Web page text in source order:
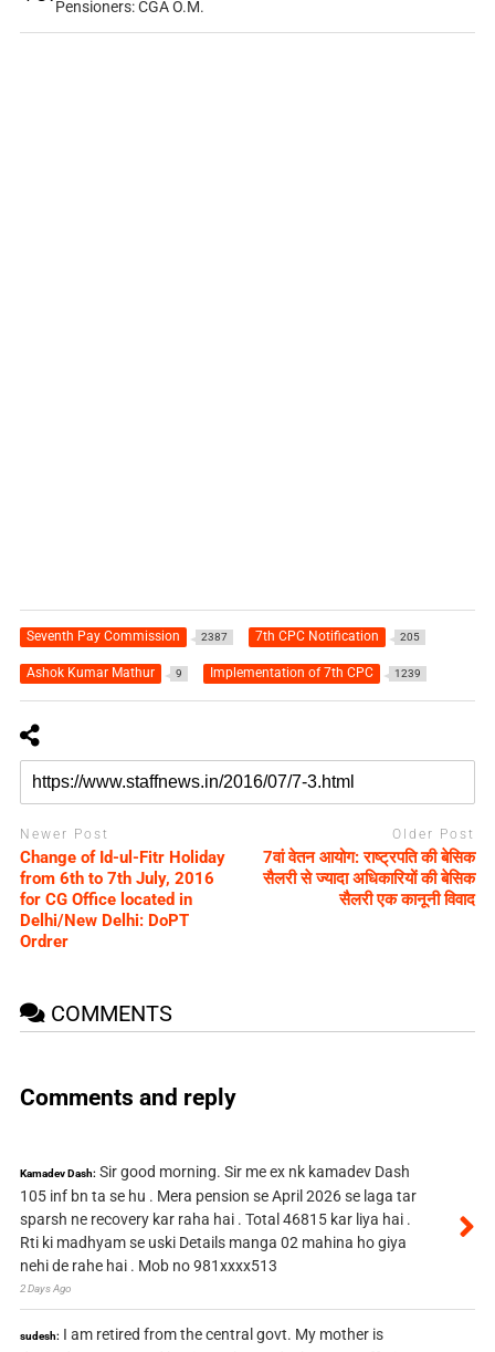
Pensioners: CGA O.M.
Seventh Pay Commission 2387 7th CPC Notification 205
Ashok Kumar Mathur 9 Implementation of 7th CPC 1239
Newer Post
Change of Id-ul-Fitr Holiday
from 6th to 7th July, 2016
for CG Office located in
Delhi/New Delhi: DoPT
Ordrer
Older Post
7वां वेतन आयोग: राष्ट्रपति की बेसिक
सैलरी से ज्यादा अधिकारियों की बेसिक
सैलरी एक कानूनी विवाद
COMMENTS
Comments and reply
Kamadev Dash: Sir good morning. Sir me ex nk kamadev Dash
105 inf bn ta se hu . Mera pension se April 2026 se laga tar
sparsh ne recovery kar raha hai . Total 46815 kar liya hai .
Rti ki madhyam se uski Details manga 02 mahina ho giya
nehi de rahe hai . Mob no 981xxxx513
2 Days Ago
sudesh: I am retired from the central govt. My mother is